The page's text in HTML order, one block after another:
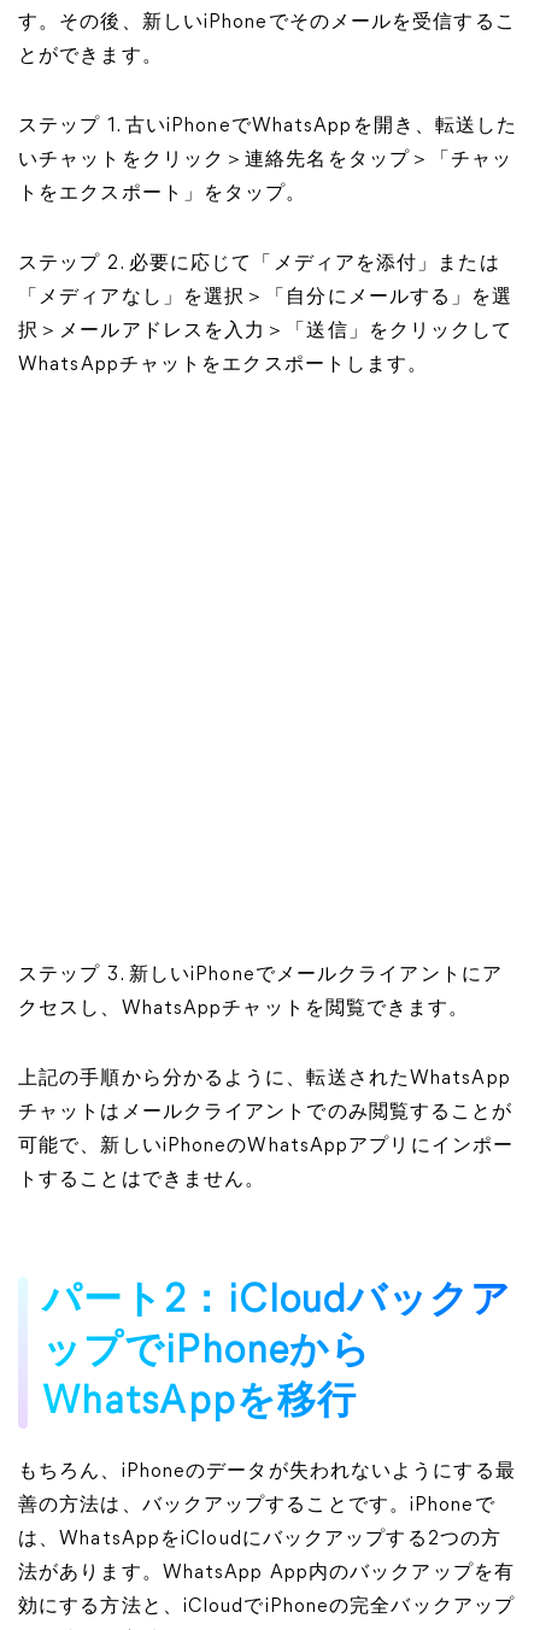
す。その後、新しいiPhoneでそのメールを受信するこ
とができます。
ステップ 1. 古いiPhoneでWhatsAppを開き、転送した
いチャットをクリック＞連絡先名をタップ＞「チャッ
トをエクスポート」をタップ。
ステップ 2. 必要に応じて「メディアを添付」または
「メディアなし」を選択＞「自分にメールする」を選
択＞メールアドレスを入力＞「送信」をクリックして
WhatsAppチャットをエクスポートします。
ステップ 3. 新しいiPhoneでメールクライアントにア
クセスし、WhatsAppチャットを閲覧できます。
上記の手順から分かるように、転送されたWhatsApp
チャットはメールクライアントでのみ閲覧することが
可能で、新しいiPhoneのWhatsAppアプリにインポー
トすることはできません。
パート2：iCloudバックア
ップでiPhoneから
WhatsAppを移行
もちろん、iPhoneのデータが失われないようにする最
善の方法は、バックアップすることです。iPhoneで
は、WhatsAppをiCloudにバックアップする2つの方
法があります。WhatsApp App内のバックアップを有
効にする方法と、iCloudでiPhoneの完全バックアップ